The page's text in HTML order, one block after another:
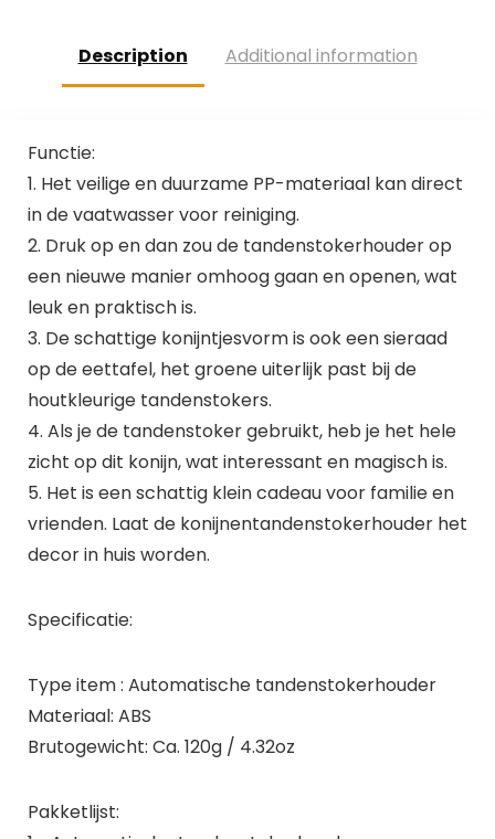
Description
Additional information
Functie:
1. Het veilige en duurzame PP-materiaal kan direct
in de vaatwasser voor reiniging.
2. Druk op en dan zou de tandenstokerhouder op
een nieuwe manier omhoog gaan en openen, wat
leuk en praktisch is.
3. De schattige konijntjesvorm is ook een sieraad
op de eettafel, het groene uiterlijk past bij de
houtkleurige tandenstokers.
4. Als je de tandenstoker gebruikt, heb je het hele
zicht op dit konijn, wat interessant en magisch is.
5. Het is een schattig klein cadeau voor familie en
vrienden. Laat de konijnentandenstokerhouder het
decor in huis worden.
Specificatie:
Type item : Automatische tandenstokerhouder
Materiaal: ABS
Brutogewicht: Ca. 120g / 4.32oz
Pakketlijst: